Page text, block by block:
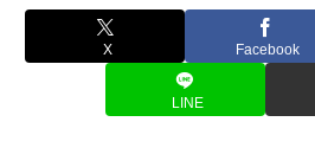
X Facebook
LINE